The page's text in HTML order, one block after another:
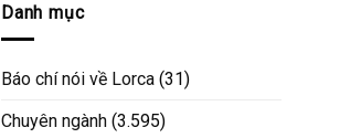
Danh mục
Báo chí nói về Lorca (31)
Chuyên ngành (3.595)